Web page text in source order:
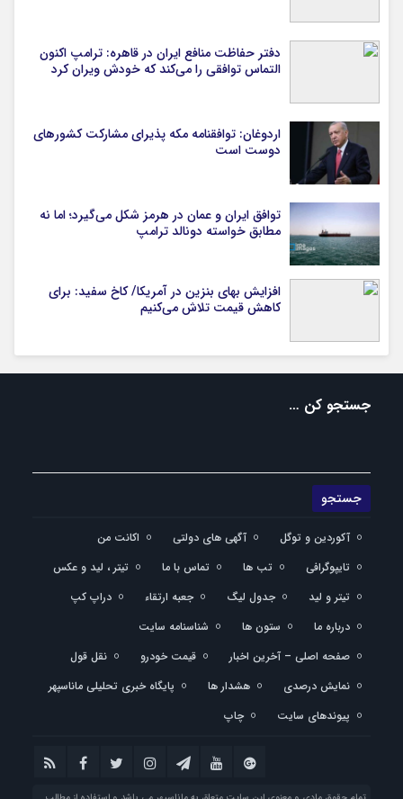
دفتر حفاظت منافع ایران در قاهره: ترامپ اکنون
التماس توافقی را می‌کند که خودش ویران کرد
اردوغان: توافقنامه مکه پذیرای مشارکت کشورهای
دوست است
توافق ایران و عمان در هرمز شکل می‌گیرد؛ اما نه
مطابق خواسته دونالد ترامپ
افزایش بهای بنزین در آمریکا/ کاخ سفید: برای
کاهش قیمت تلاش می‌کنیم
جستجو کن …
آکوردین و توگل آگهی های دولتی
اکانت من
تایپوگرافی
تب ها تماس با ما
تیتر ، لید و عکس
تیتر و لید
جدول لیگ جعبه ارتقاء
دراپ کپ
درباره ما
ستون ها
شناسنامه سایت
صفحه اصلی – آخرین اخبار
قیمت خودرو
نقل قول
نمایش درصدی
هشدار ها
پایگاه خبری تحلیلی ماناسپهر
پیوندهای سایت
چاپ